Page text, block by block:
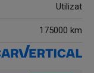
Utilizat
175000 km